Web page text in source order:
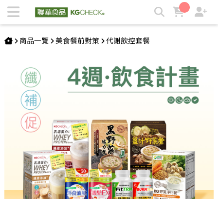
【蛋白飲組】30天飲食計畫 | KGCHECK聯華食品生醫研究室
商品一覽 美食餐前對策 代謝飲控套餐